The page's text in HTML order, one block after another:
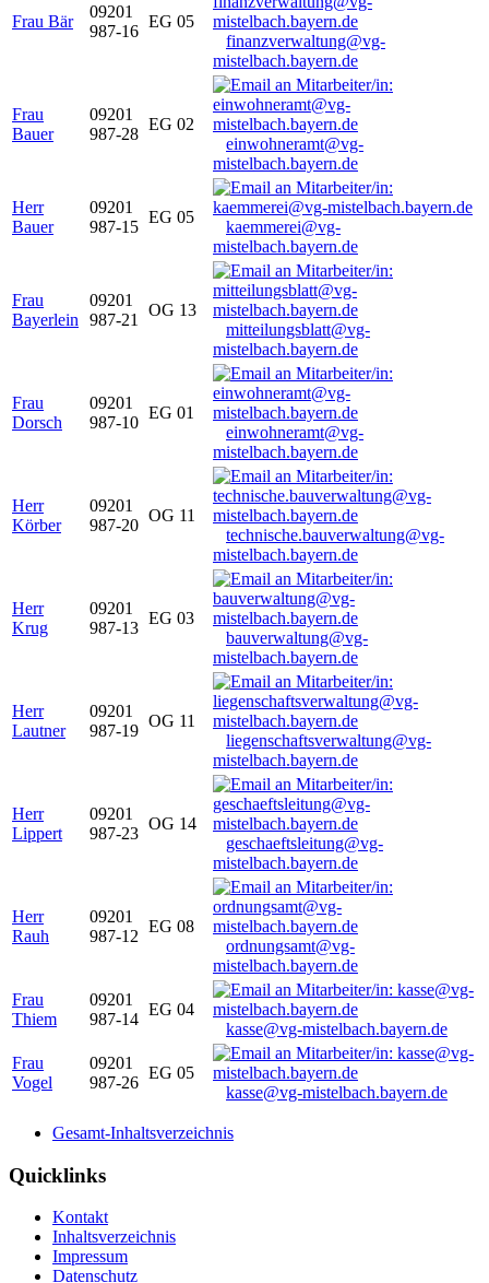
Frau Bär
09201
987-16
EG 05
finanzverwaltung@vg-
mistelbach.bayern.de
Frau
Bauer
09201
987-28
EG 02
einwohneramt@vg-
mistelbach.bayern.de
Herr
Bauer
09201
987-15
EG 05
kaemmerei@vg-
mistelbach.bayern.de
Frau
Bayerlein
09201
987-21
OG 13
mitteilungsblatt@vg-
mistelbach.bayern.de
Frau
Dorsch
09201
987-10
EG 01
einwohneramt@vg-
mistelbach.bayern.de
Herr
Körber
09201
987-20
OG 11
technische.bauverwaltung@vg-
mistelbach.bayern.de
Herr
Krug
09201
987-13
EG 03
bauverwaltung@vg-
mistelbach.bayern.de
Herr
Lautner
09201
987-19
OG 11
liegenschaftsverwaltung@vg-
mistelbach.bayern.de
Herr
Lippert
09201
987-23
OG 14
geschaeftsleitung@vg-
mistelbach.bayern.de
Herr
Rauh
09201
987-12
EG 08
ordnungsamt@vg-
mistelbach.bayern.de
Frau
Thiem
09201
987-14
EG 04
kasse@vg-mistelbach.bayern.de
Frau
Vogel
09201
987-26
EG 05
kasse@vg-mistelbach.bayern.de
Gesamt-Inhaltsverzeichnis
Quicklinks
Kontakt
Inhaltsverzeichnis
Impressum
Datenschutz